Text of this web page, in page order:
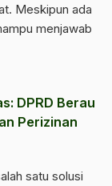
Meskipun ada
menjawab
DPRD Berau
Perizinan
satu solusi